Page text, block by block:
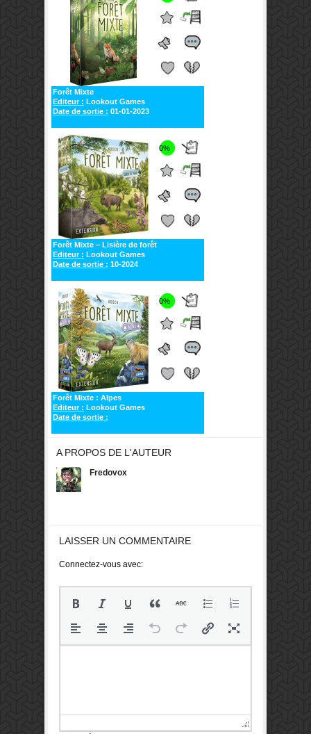
Forêt Mixte
Editeur : Lookout Games
Date de sortie : 01-01-2023
0%
Forêt Mixte – Lisière de forêt
Editeur : Lookout Games
Date de sortie : 10-2024
0%
Forêt Mixte : Alpes
Editeur : Lookout Games
Date de sortie :
A PROPOS DE L'AUTEUR
Fredovox
LAISSER UN COMMENTAIRE
Connectez-vous avec: